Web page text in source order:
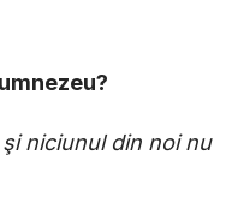
niciunul din noi nu